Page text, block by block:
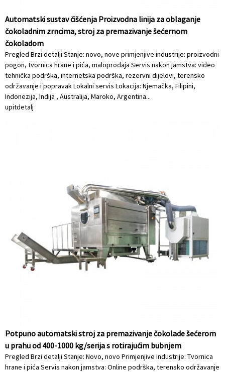
Automatski sustav čišćenja Proizvodna linija za oblaganje
čokoladnim zrncima, stroj za premazivanje šećernom
čokoladom
Pregled Brzi detalji Stanje: novo, nove primjenjive industrije: proizvodni
pogon, tvornica hrane i pića, maloprodaja Servis nakon jamstva: video
tehnička podrška, internetska podrška, rezervni dijelovi, terensko
održavanje i popravak Lokalni servis Lokacija: Njemačka, Filipini,
Indonezija, Indija , Australija, Maroko, Argentina...
upitdetalj
Potpuno automatski stroj za premazivanje čokolade šećerom
u prahu od 400-1000 kg/serija s rotirajućim bubnjem
Pregled Brzi detalji Stanje: Novo, novo Primjenjive industrije: Tvornica
hrane i pića Servis nakon jamstva: Online podrška, terensko održavanje